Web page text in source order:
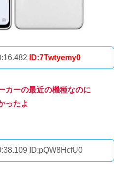
ID:7Twtyemy0
カーの最近の機種なのに
ったよ
ID:pQW8HcfU0